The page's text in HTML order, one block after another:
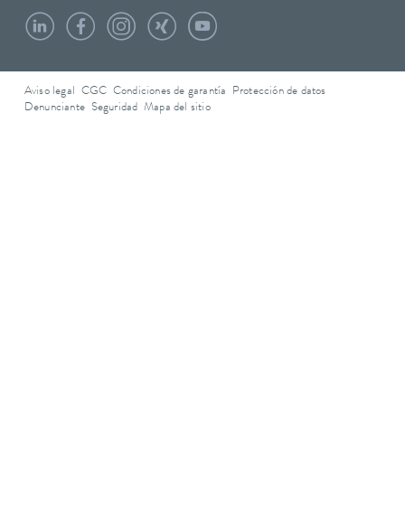
Aviso legal CGC Condiciones de garantía
Protección de datos
Denunciante Seguridad Mapa del sitio